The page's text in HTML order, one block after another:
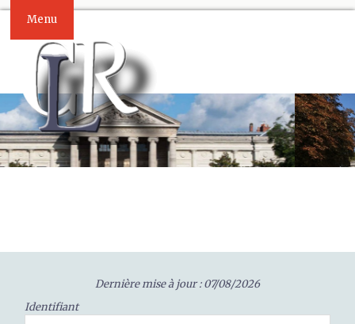
Menu
Dernière mise à jour : 07/08/2026
Identifiant